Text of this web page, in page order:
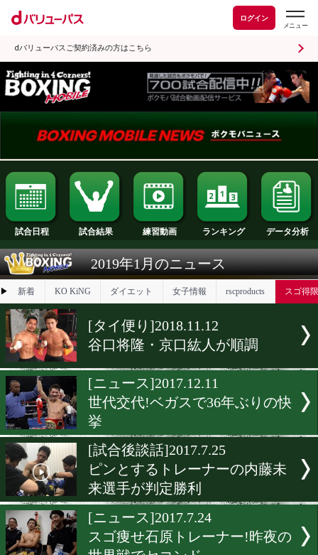
ログイン
dバリューパスご契約済みの方はこちら
試合日程 試合結果 練習動画 ランキング
2019年1月のニュース
▶ 新着 KO KiNG ダイエット 女子情報
[タイ便り]2018.11.12
谷口将隆・京口紘人が順調
[ニュース]2017.12.11
世代交代!ベガスで36年ぶ
挙
[試合後談話]2017.7.25